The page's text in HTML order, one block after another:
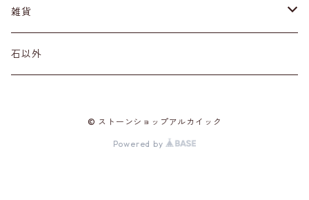
材質
プラチナ
その他アクセサリー
磨き石
ルース
アクアマリン
カーネリアン
カイヤナイト
サ行
サファイア
タ行
２月
３月
雑貨
天然石雑貨
石以外
© ストーンショップアルカイック
Powered by